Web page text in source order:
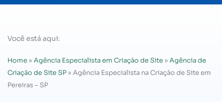
Você está aqui:
Home » Agência Especialista em Criação de Site » Agência de
Criação de Site SP » Agência Especialista na Criação de Site em
Pereiras – SP